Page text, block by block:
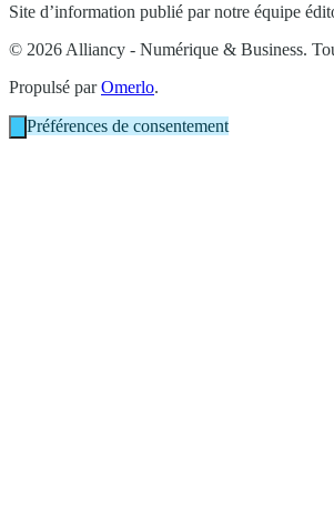
Site d’information publié par notre équipe
© 2026 Alliancy - Numérique & Business.
Propulsé parOmerlo.
Préférences de consentement